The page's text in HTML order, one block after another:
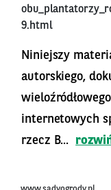
9.html
Niniejszy
autorskiego,
internetowych
rzecz B...